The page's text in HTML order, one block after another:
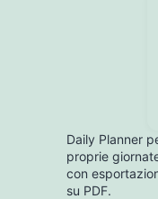
Daily Planner
proprie
con
su PDF.